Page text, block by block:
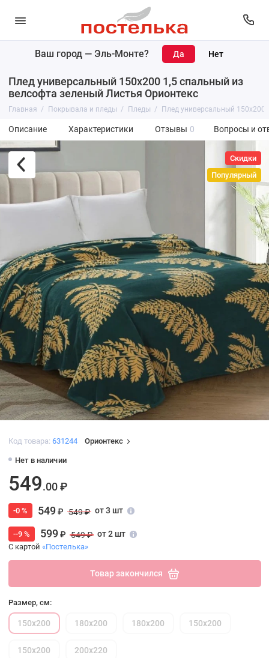
Ваш город — Эль-Монте?
Плед универсальный 150х200 1,5 спальный из
велсофта зеленый Листья Орионтекс
Главная Покрывала и пледы Пледы Плед универсальный 150х200
Описание Характеристики Отзывы 0 Вопросы и
Скидки
Популярный
Код товара: 631244 Орионтекс
Нет в наличии
549.00 ₽
-0 % 549₽ 549 ₽ от 3 шт
--9 % 599₽ 549 ₽ от 2 шт
С картой «Постелька»
Товар закончился
Размер, см:
150х200 180х200 180х200 150х200
150х200 200х220